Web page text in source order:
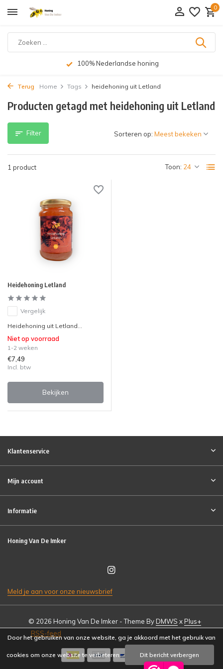
0
100% Nederlandse honing
Terug Home Tags heidehoning uit Letland
Producten getagd met heidehoning uit Letland
Filter
1 product Toon:
Sorteren op:
Heidehoning Letland
Vergelijk
Heidehoning uit Letland...
Niet op voorraad
1-2 weken
€7,49
Incl. btw
Bekijken
Klantenservice
Mijn account
Informatie
Honing Van De Imker
Meld je aan voor onze nieuwsbrief
© 2026 Honing Van De Imker - Theme ByDMWS xPlus+
RSS-feed
Door het gebruiken van onze website, ga je akkoord met het gebruik van
cookies om onze website te verbeteren. Dit bericht verbergen